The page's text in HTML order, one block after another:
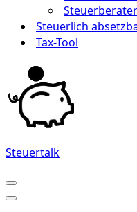
Steuerlich
Tax-Tool
Steuertalk
Navigationsmenü
Navigationsmenü